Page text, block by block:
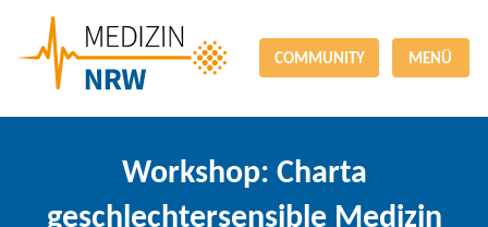
COMMUNITY MENÜ
Workshop: Charta
geschlechtersensible Medizin